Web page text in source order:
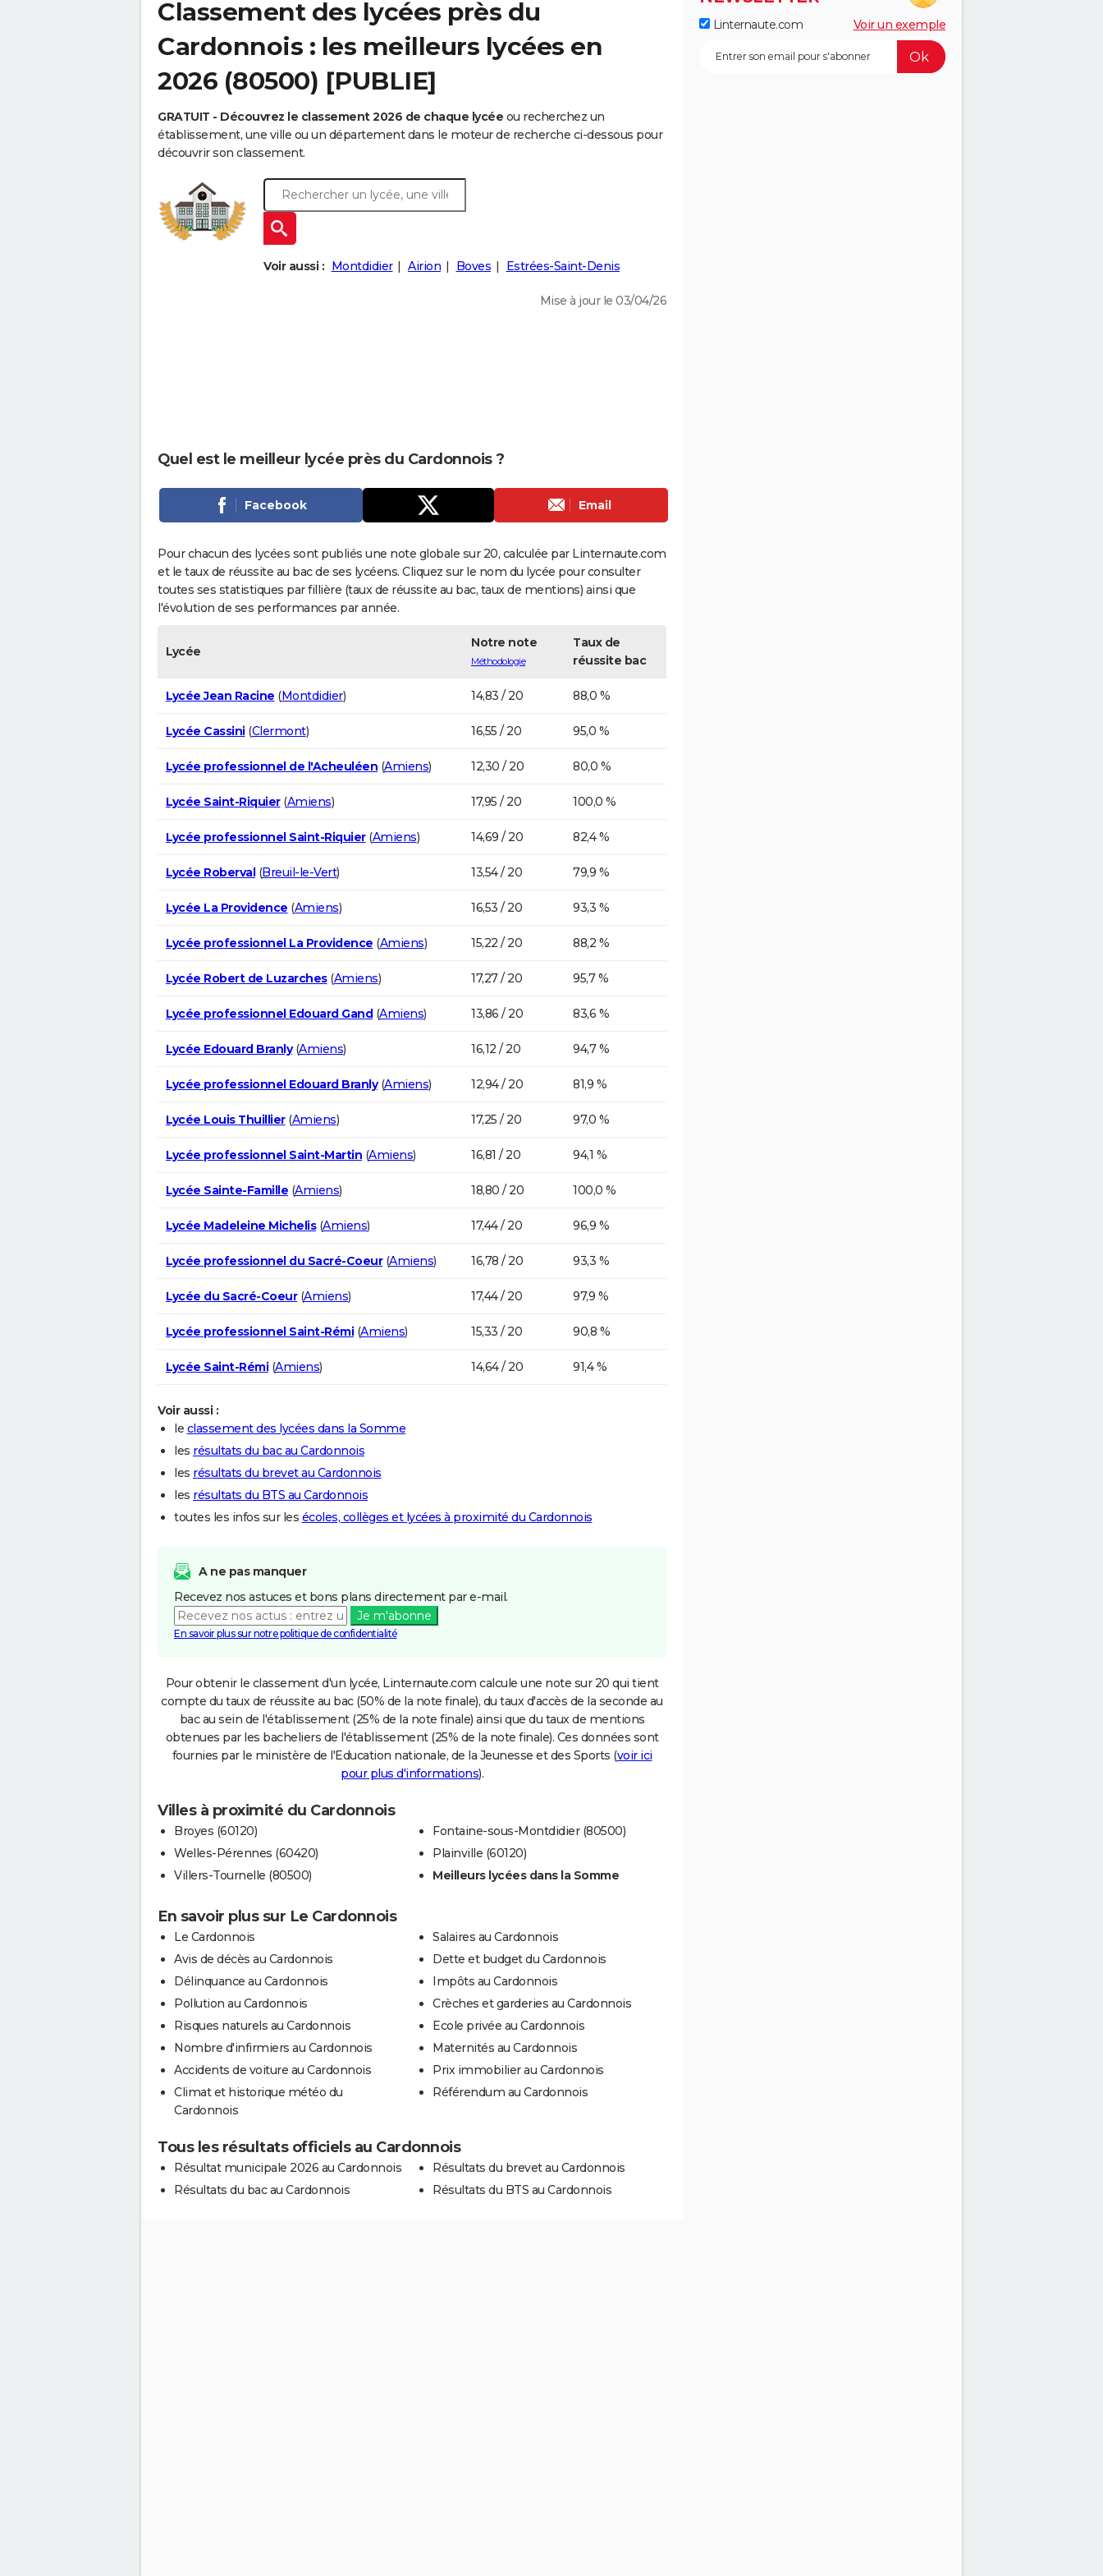
Classement des lycées près du
Cardonnois : les meilleurs lycées en
2026 (80500) [PUBLIE]
GRATUIT - Découvrez le classement 2026 de chaque lycée ou recherchez un
établissement, une ville ou un département dans le moteur de recherche ci-dessous pour
découvrir son classement.
Voir aussi : Montdidier Airion Boves Estrées-Saint-Denis
Mise à jour le 03/04/26
Quel est le meilleur lycée près du Cardonnois ?
Facebook Email
Pour chacun des lycées sont publiés une note globale sur 20, calculée par Linternaute.com
et le taux de réussite au bac de ses lycéens. Cliquez sur le nom du lycée pour consulter
toutes ses statistiques par fillière (taux de réussite au bac, taux de mentions) ainsi que
l'évolution de ses performances par année.
Lycée
Notre note
Méthodologie
Taux de
réussite bac
Lycée Jean Racine (Montdidier) 14,83 / 20 88,0 %
Lycée Cassini(Clermont) 16,55 / 20 95,0 %
Lycée professionnel de l'Acheuléen (Amiens) 12,30 / 20 80,0 %
Lycée Saint-Riquier(Amiens) 17,95 / 20 100,0 %
Lycée professionnel Saint-Riquier(Amiens) 14,69 / 20 82,4 %
Lycée Roberval(Breuil-le-Vert) 13,54 / 20 79,9 %
Lycée La Providence (Amiens) 16,53 / 20 93,3 %
Lycée professionnel La Providence (Amiens) 15,22 / 20 88,2 %
Lycée Robert de Luzarches(Amiens) 17,27 / 20 95,7 %
Lycée professionnel Edouard Gand(Amiens) 13,86 / 20 83,6 %
Lycée Edouard Branly(Amiens) 16,12 / 20 94,7 %
Lycée professionnel Edouard Branly(Amiens) 12,94 / 20 81,9 %
Lycée Louis Thuillier(Amiens) 17,25 / 20 97,0 %
Lycée professionnel Saint-Martin (Amiens) 16,81 / 20 94,1 %
Lycée Sainte-Famille (Amiens) 18,80 / 20 100,0 %
Lycée Madeleine Michelis(Amiens) 17,44 / 20 96,9 %
Lycée professionnel du Sacré-Coeur(Amiens) 16,78 / 20 93,3 %
Lycée du Sacré-Coeur(Amiens) 17,44 / 20 97,9 %
Lycée professionnel Saint-Rémi(Amiens) 15,33 / 20 90,8 %
Lycée Saint-Rémi(Amiens) 14,64 / 20 91,4 %
Voir aussi :
le classement des lycées dans la Somme
les résultats du bac au Cardonnois
les résultats du brevet au Cardonnois
les résultats du BTS au Cardonnois
toutes les infos sur les écoles, collèges et lycées à proximité du Cardonnois
A ne pas manquer
Recevez nos astuces et bons plans directement par e-mail.
Je m'abonne
En savoir plus sur notre politique de confidentialité
Pour obtenir le classement d'un lycée, Linternaute.com calcule une note sur 20 qui tient
compte du taux de réussite au bac (50% de la note finale), du taux d'accès de la seconde au
bac au sein de l'établissement (25% de la note finale) ainsi que du taux de mentions
obtenues par les bacheliers de l'établissement (25% de la note finale). Ces données sont
fournies par le ministère de l'Education nationale, de la Jeunesse et des Sports (voir ici
pour plus d'informations).
Villes à proximité du Cardonnois
Broyes (60120)
Welles-Pérennes (60420)
Villers-Tournelle (80500)
Fontaine-sous-Montdidier (80500)
Plainville (60120)
Meilleurs lycées dans la Somme
En savoir plus sur Le Cardonnois
Le Cardonnois
Avis de décès au Cardonnois
Délinquance au Cardonnois
Pollution au Cardonnois
Risques naturels au Cardonnois
Nombre d'infirmiers au Cardonnois
Accidents de voiture au Cardonnois
Climat et historique météo du
Cardonnois
Salaires au Cardonnois
Dette et budget du Cardonnois
Impôts au Cardonnois
Crèches et garderies au Cardonnois
Ecole privée au Cardonnois
Maternités au Cardonnois
Prix immobilier au Cardonnois
Référendum au Cardonnois
Tous les résultats officiels au Cardonnois
Résultat municipale 2026 au Cardonnois
Résultats du bac au Cardonnois
Résultats du brevet au Cardonnois
Résultats du BTS au Cardonnois
Linternaute.com Voir un exemple